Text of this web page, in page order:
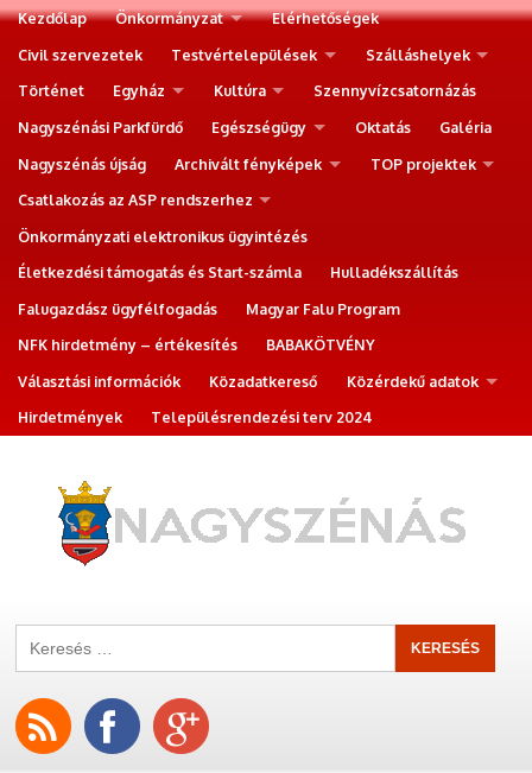
Kezdőlap Önkormányzat
Elérhetőségek
Civil szervezetek
Testvértelepülések
Szálláshelyek
Történet
Egyház Kultúra
Szennyvízcsatornázás
Nagyszénási Parkfürdő
Egészségügy Oktatás
Galéria
Nagyszénás újság
Archivált fényképek
TOP projektek
Csatlakozás az ASP rendszerhez
Önkormányzati elektronikus ügyintézés
Életkezdési támogatás és Start-számla
Hulladékszállítás
Falugazdász ügyfélfogadás
Magyar Falu Program
NFK hirdetmény – értékesítés
BABAKÖTVÉNY
Választási információk
Közadatkereső
Közérdekű adatok
Hirdetmények
Településrendezési terv 2024